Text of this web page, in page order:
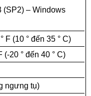
(SP2) – Windows
F (10 ° đến 35 ° C)
(-20 ° đến 40 ° C)
ngưng tụ)